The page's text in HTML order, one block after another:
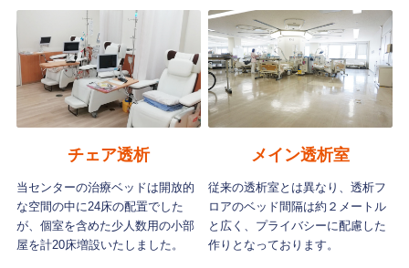
チェア透析
当センターの治療ベッドは開放的
な空間の中に24床の配置でした
が、個室を含めた少人数用の小部
屋を計20床増設いたしました。
メイン透析室
従来の透析室とは異なり、透析フ
ロアのベッド間隔は約２メートル
と広く、プライバシーに配慮した
作りとなっております。